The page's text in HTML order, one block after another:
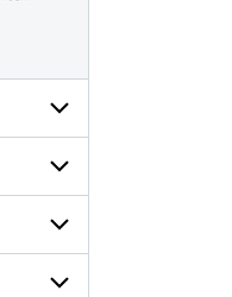
Undersidor
för
Radar
och
satellit
Undersidor
för
Väder
Undersidor